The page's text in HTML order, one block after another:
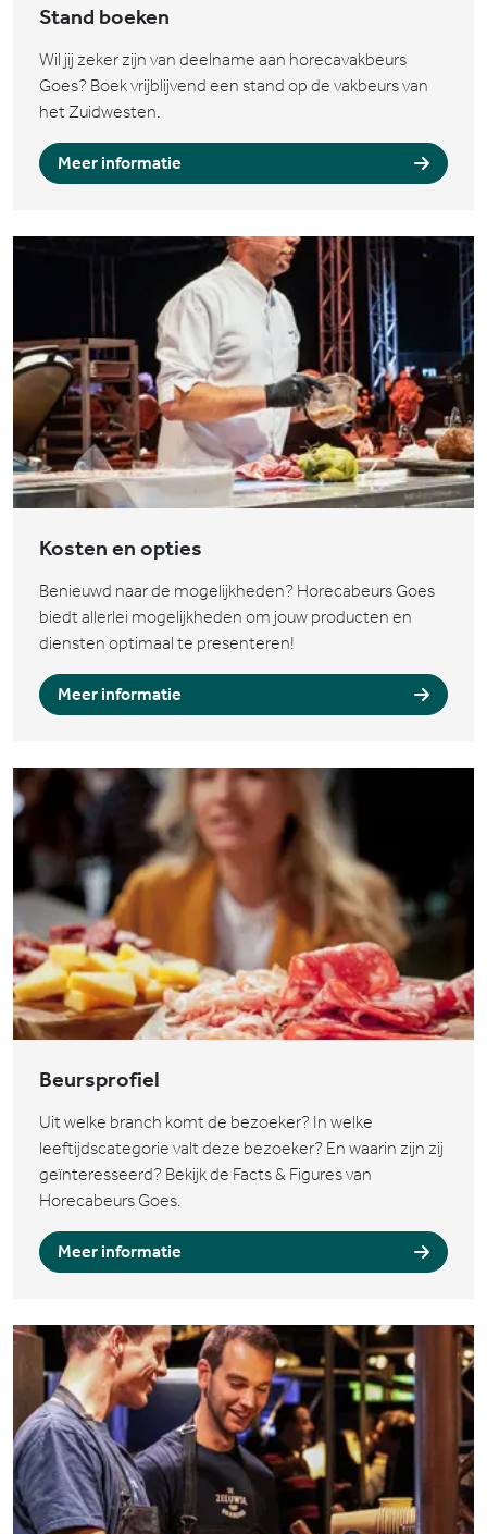
Stand boeken
Wil jij zeker zijn van deelname aan horecavakbeurs
Goes? Boek vrijblijvend een stand op de vakbeurs van
het Zuidwesten.
Meer informatie
Kosten en opties
Benieuwd naar de mogelijkheden? Horecabeurs Goes
biedt allerlei mogelijkheden om jouw producten en
diensten optimaal te presenteren!
Meer informatie
Beursprofiel
Uit welke branch komt de bezoeker? In welke
leeftijdscategorie valt deze bezoeker? En waarin zijn zij
geïnteresseerd? Bekijk de Facts & Figures van
Horecabeurs Goes.
Meer informatie